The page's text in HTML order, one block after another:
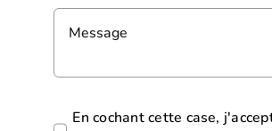
En cochant cette case,